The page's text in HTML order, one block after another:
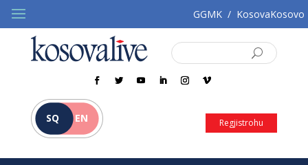
GGMK / KosovaKosovo
SQ EN Regjistrohu